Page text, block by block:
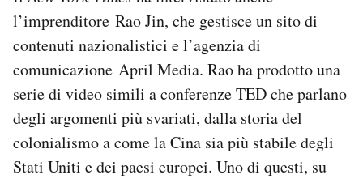
l’imprenditore Rao Jin, che gestisce un sito di
contenuti nazionalistici e l’agenzia di
comunicazione April Media. Rao ha prodotto una
serie di video simili a conferenze TED che parlano
degli argomenti più svariati, dalla storia del
colonialismo a come la Cina sia più stabile degli
Stati Uniti e dei paesi europei. Uno di questi, su